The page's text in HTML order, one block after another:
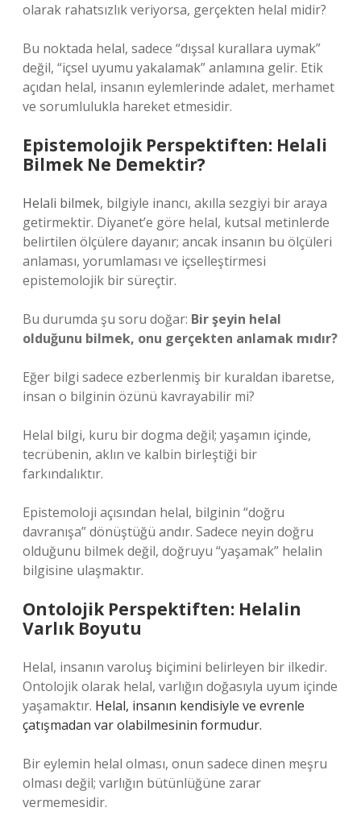
olarak rahatsızlık veriyorsa, gerçekten helal midir?
Bu noktada helal, sadece “dışsal kurallara uymak”
değil, “içsel uyumu yakalamak” anlamına gelir. Etik
açıdan helal, insanın eylemlerinde adalet, merhamet
ve sorumlulukla hareket etmesidir.
Epistemolojik Perspektiften: Helali
Bilmek Ne Demektir?
Helali bilmek, bilgiyle inancı, akılla sezgiyi bir araya
getirmektir. Diyanet’e göre helal, kutsal metinlerde
belirtilen ölçülere dayanır; ancak insanın bu ölçüleri
anlaması, yorumlaması ve içselleştirmesi
epistemolojik bir süreçtir.
Bu durumda şu soru doğar: Bir şeyin helal
olduğunu bilmek, onu gerçekten anlamak mıdır?
Eğer bilgi sadece ezberlenmiş bir kuraldan ibaretse,
insan o bilginin özünü kavrayabilir mi?
Helal bilgi, kuru bir dogma değil; yaşamın içinde,
tecrübenin, aklın ve kalbin birleştiği bir
farkındalıktır.
Epistemoloji açısından helal, bilginin “doğru
davranışa” dönüştüğü andır. Sadece neyin doğru
olduğunu bilmek değil, doğruyu “yaşamak” helalin
bilgisine ulaşmaktır.
Ontolojik Perspektiften: Helalin
Varlık Boyutu
Helal, insanın varoluş biçimini belirleyen bir ilkedir.
Ontolojik olarak helal, varlığın doğasıyla uyum içinde
yaşamaktır. Helal, insanın kendisiyle ve evrenle
çatışmadan var olabilmesinin formudur.
Bir eylemin helal olması, onun sadece dinen meşru
olması değil; varlığın bütünlüğüne zarar
vermemesidir.